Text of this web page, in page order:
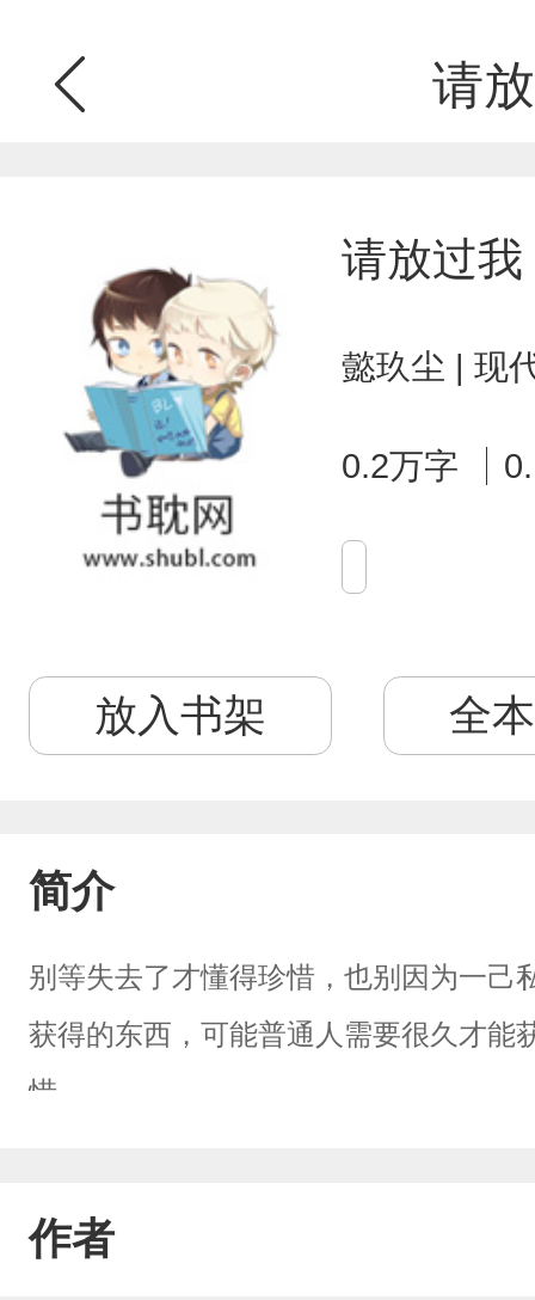
请
请放过我
懿玖尘 | 现
0.2万字
放入书架 全
简介
别等失去了才懂得珍惜，也别因为一己
获得的东西，可能普通人需要很久才能
惜。
作者